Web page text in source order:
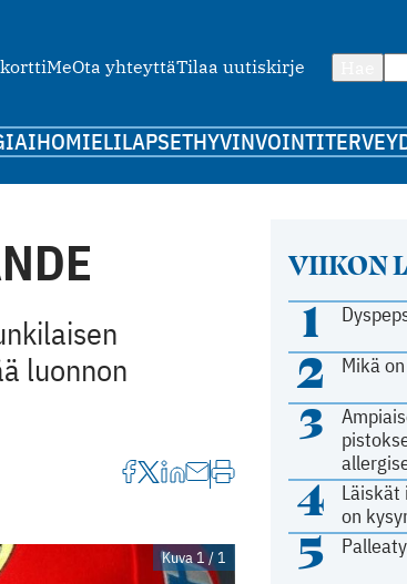
MeOta yhteyttäTilaa uutiskirje
IHOMIELILAPSETHYVINVOINTI
VIIKON
1
2 Mikä
3
4
on
5
luonnon
Kuva 1 / 1